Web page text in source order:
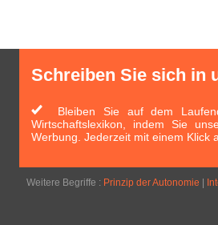
Schreiben Sie sich in
Bleiben Sie auf dem
Wirtschaftslexikon, indem Sie
Werbung. Jederzeit mit einem Klick
Weitere Begriffe : Prinzip der Autonomie